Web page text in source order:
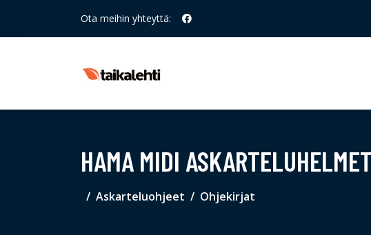
Ota meihin yhteyttä:
HAMA MIDI
Askarteluohjeet Ohjekirjat